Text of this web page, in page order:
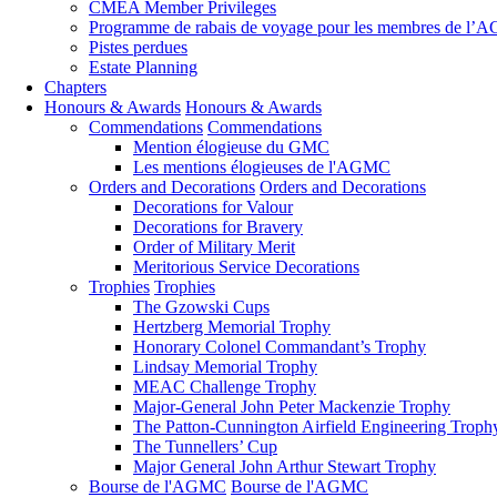
CMEA Member Privileges
Programme de rabais de voyage pour les membres de
Pistes perdues
Estate Planning
Chapters
Honours & Awards Honours & Awards
Commendations Commendations
Mention élogieuse du GMC
Les mentions élogieuses de l'AGMC
Orders and Decorations Orders and Decorations
Decorations for Valour
Decorations for Bravery
Order of Military Merit
Meritorious Service Decorations
Trophies Trophies
The Gzowski Cups
Hertzberg Memorial Trophy
Honorary Colonel Commandant’s Trophy
Lindsay Memorial Trophy
MEAC Challenge Trophy
Major-General John Peter Mackenzie Trophy
The Patton-Cunnington Airfield Engineering
The Tunnellers’ Cup
Major General John Arthur Stewart Trophy
Bourse de l'AGMC Bourse de l'AGMC